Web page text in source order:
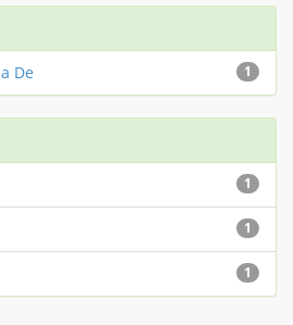
1
De
1
1
1